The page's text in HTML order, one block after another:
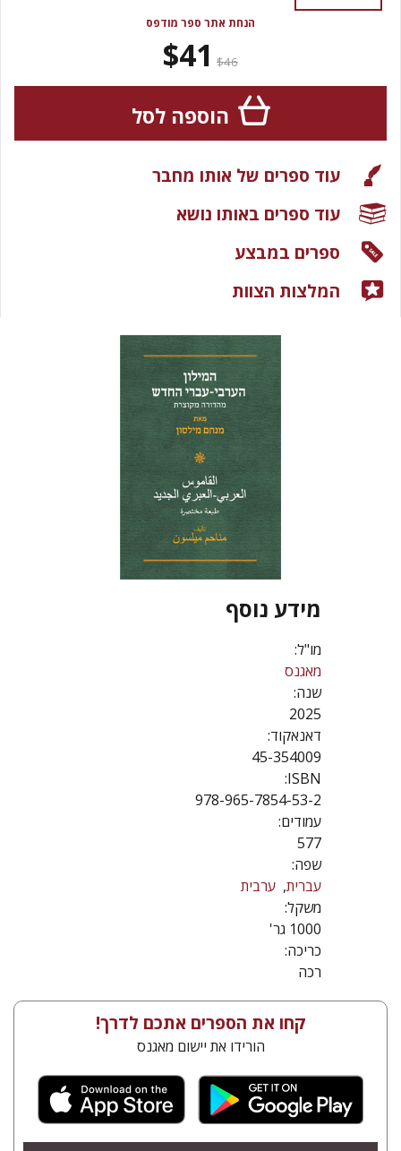
מידע נוסף
מו"ל:
מאגנס
שנה:
2025
דאנאקוד:
45-354009
ISBN:
978-965-7854-53-2
עמודים:
577
שפה:
עברית ערבית
משקל:
1000 גר'
כריכה:
רכה
הנחת אתר ספר מודפס
$46
$41
הוספה לסל
עוד ספרים של אותו מחבר
עוד ספרים באותו נושא
ספרים במבצע
המלצות הצוות
קחו את הספרים אתכם לדרך!
הורידו את יישום מאגנס